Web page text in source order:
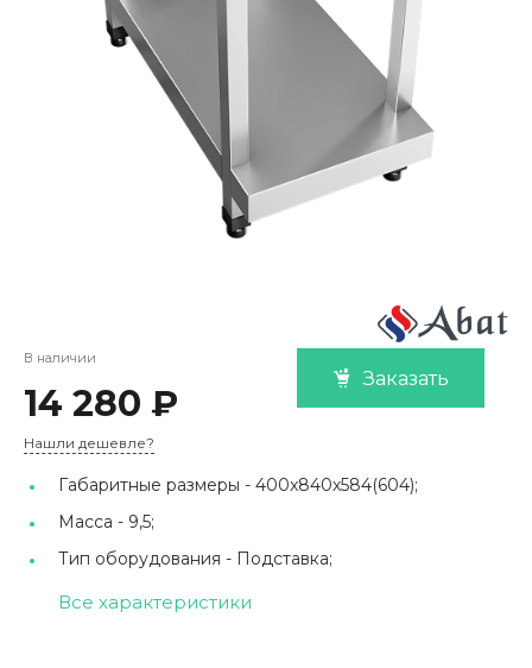
В наличии
14 280 ₽
Заказать
Нашли дешевле?
Габаритные размеры - 400x840х584(604);
Масса - 9,5;
Тип оборудования - Подставка;
Все характеристики